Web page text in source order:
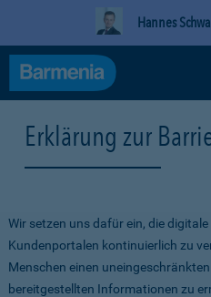
Hannes
Erklärung zur
Wir setzen uns dafür ein, die
Kundenportalen kontinuierlich zu
Menschen einen
bereitgestellten Informationen zu